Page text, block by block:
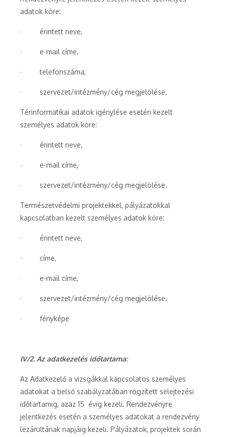
adatok köre:
· érintett neve,
· e-mail címe,
· telefonszáma,
· szervezet/intézmény/cég megjelölése.
Térinformatikai adatok igénylése esetén kezelt
személyes adatok köre:
· érintett neve,
· e-mail címe,
· szervezet/intézmény/cég megjelölése.
Természetvédelmi projektekkel, pályázatokkal
kapcsolatban kezelt személyes adatok köre:
· érintett neve,
· címe,
· e-mail címe,
· szervezet/intézmény/cég megjelölése.
· fényképe
IV/2. Az adatkezelés időtartama:
Az Adatkezelő a vizsgákkal kapcsolatos személyes
adatokat a belső szabályzatában rögzített selejtezési
időtartamig, azaz 15 évig kezeli. Rendezvényre
jelentkezés esetén a személyes adatokat a rendezvény
lezárultának napjáig kezeli. Pályázatok, projektek során